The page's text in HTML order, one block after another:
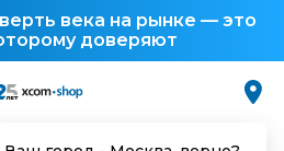
века на рынке — это
доверяют